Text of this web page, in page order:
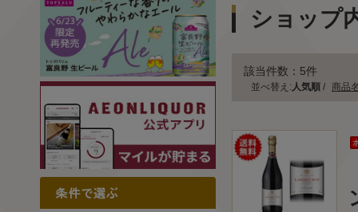
ショップ
該当件数：5件
並べ替え: 人気順 / 商品